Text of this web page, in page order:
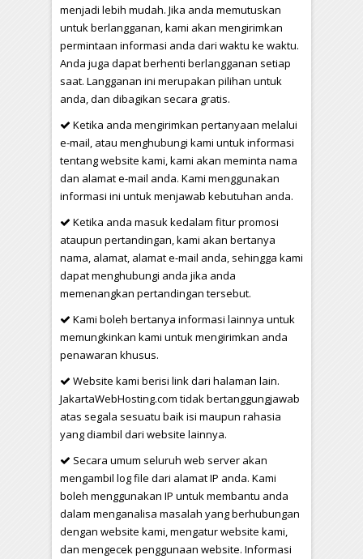
menjadi lebih mudah. Jika anda memutuskan
untuk berlangganan, kami akan mengirimkan
permintaan informasi anda dari waktu ke waktu.
Anda juga dapat berhenti berlangganan setiap
saat. Langganan ini merupakan pilihan untuk
anda, dan dibagikan secara gratis.
Ketika anda mengirimkan pertanyaan melalui
e-mail, atau menghubungi kami untuk informasi
tentang website kami, kami akan meminta nama
dan alamat e-mail anda. Kami menggunakan
informasi ini untuk menjawab kebutuhan anda.
Ketika anda masuk kedalam fitur promosi
ataupun pertandingan, kami akan bertanya
nama, alamat, alamat e-mail anda, sehingga kami
dapat menghubungi anda jika anda
memenangkan pertandingan tersebut.
Kami boleh bertanya informasi lainnya untuk
memungkinkan kami untuk mengirimkan anda
penawaran khusus.
Website kami berisi link dari halaman lain.
JakartaWebHosting.com tidak bertanggungjawab
atas segala sesuatu baik isi maupun rahasia
yang diambil dari website lainnya.
Secara umum seluruh web server akan
mengambil log file dari alamat IP anda. Kami
boleh menggunakan IP untuk membantu anda
dalam menganalisa masalah yang berhubungan
dengan website kami, mengatur website kami,
dan mengecek penggunaan website. Informasi